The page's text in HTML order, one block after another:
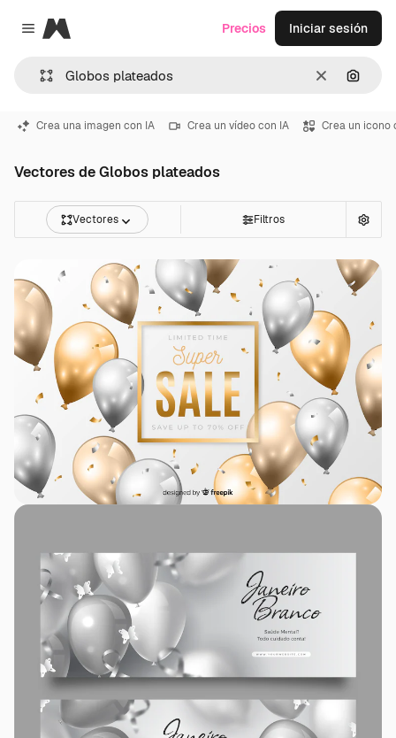
Close menu
Magnific
Borrar
Precios Iniciar sesión
Crea una imagen con IA Crea un vídeo con IA Crea un icono
Vectores de Globos plateados
Vectores Filtros